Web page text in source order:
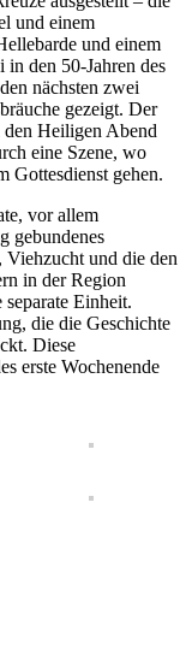
und einem
und einem
den 50-Jahren des
nächsten zwei
gezeigt. Der
Heiligen Abend
eine Szene, wo
Gottesdienst gehen.
vor allem
gebundenes
und die den
in der Region
Einheit.
die die Geschichte
Diese
erste Wochenende